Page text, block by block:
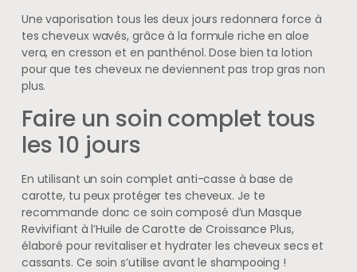
Une vaporisation tous les deux jours redonnera force à
tes cheveux wavés, grâce à la formule riche en aloe
vera, en cresson et en panthénol. Dose bien ta lotion
pour que tes cheveux ne deviennent pas trop gras non
plus.
Faire un soin complet tous
les 10 jours
En utilisant un soin complet anti-casse à base de
carotte, tu peux protéger tes cheveux. Je te
recommande donc ce soin composé d’un Masque
Revivifiant à l’Huile de Carotte de Croissance Plus,
élaboré pour revitaliser et hydrater les cheveux secs et
cassants. Ce soin s’utilise avant le shampooing !